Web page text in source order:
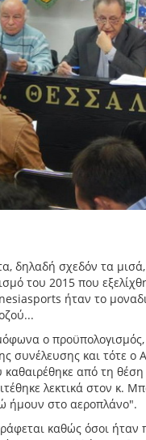
δηλαδή σχεδόν τα
του 2015 που
ήταν το
ο
συνέλευσης και τότε
καθαιρέθηκε από τη
λεκτικά στον κ.
ήμουν στο αεροπλάνο".
καθώς όσοι